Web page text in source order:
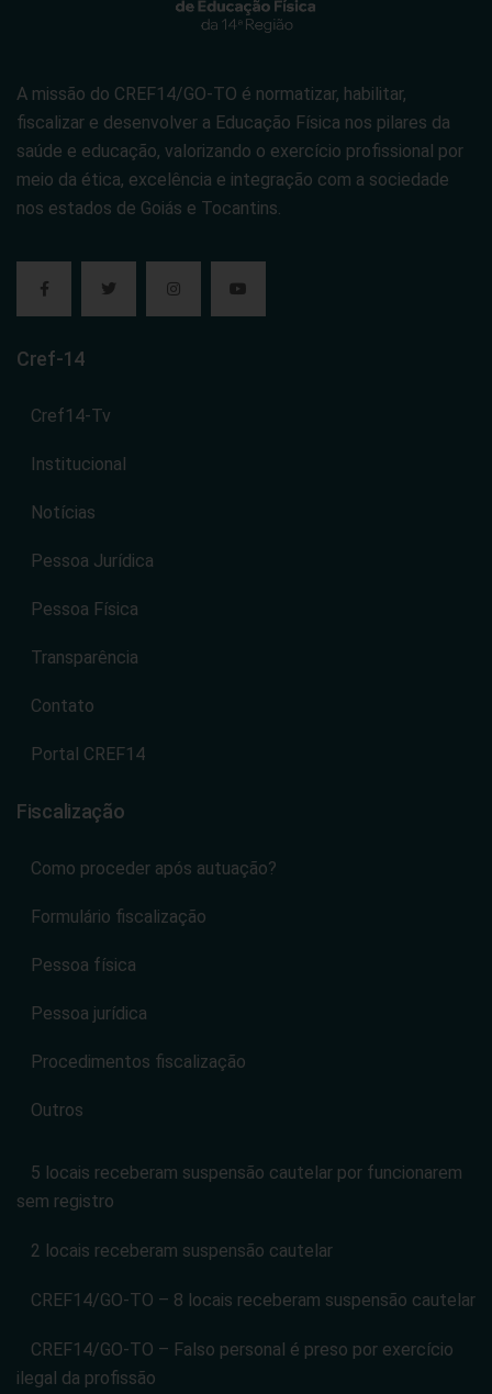
A missão do CREF14/GO-TO é normatizar, habilitar,
fiscalizar e desenvolver a Educação Física nos pilares da
saúde e educação, valorizando o exercício profissional por
meio da ética, excelência e integração com a sociedade
nos estados de Goiás e Tocantins.
Cref-14
Cref14-Tv
Institucional
Notícias
Pessoa Jurídica
Pessoa Física
Transparência
Contato
Portal CREF14
Fiscalização
Como proceder após autuação?
Formulário fiscalização
Pessoa física
Pessoa jurídica
Procedimentos fiscalização
Outros
5 locais receberam suspensão cautelar por funcionarem
sem registro
2 locais receberam suspensão cautelar
CREF14/GO-TO – 8 locais receberam suspensão cautelar
CREF14/GO-TO – Falso personal é preso por exercício
ilegal da profissão